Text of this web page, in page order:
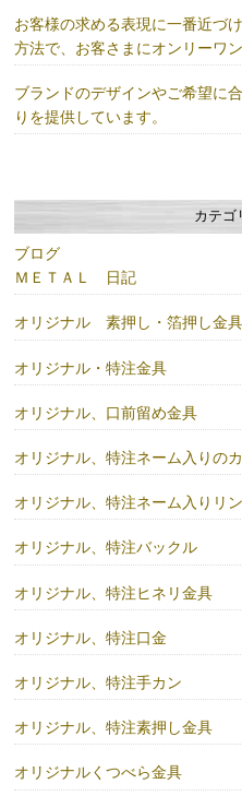
お客様の求める表現に一番近づ
方法で、お客さまにオンリーワ
ブランドのデザインやご希望に
りを提供しています。
カテゴ
ブログ
ＭＥＴＡＬ 日記
オリジナル 素押し・箔押し金具
オリジナル・特注金具
オリジナル、口前留め金具
オリジナル、特注ネーム入りの
オリジナル、特注ネーム入りリ
オリジナル、特注バックル
オリジナル、特注ヒネリ金具
オリジナル、特注口金
オリジナル、特注手カン
オリジナル、特注素押し金具
オリジナルくつべら金具